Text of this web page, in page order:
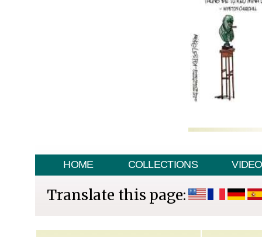
HOME COLLECTIONS VIDEO
Translate this page: